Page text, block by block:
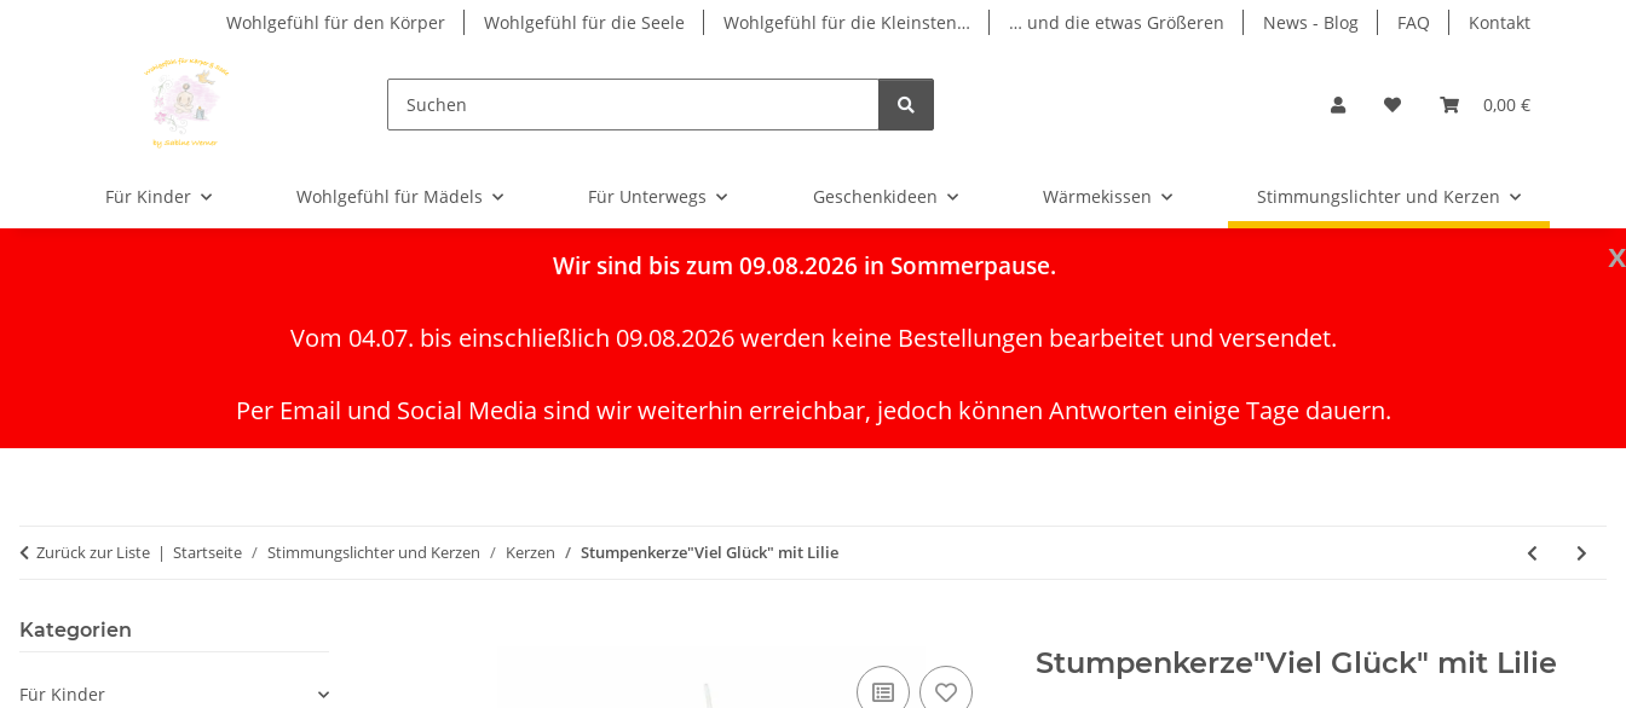
Wohlgefühl für den Körper Wohlgefühl für die Seele Wohlgefühl für die Kleinsten… … und die etwas Größeren News - Blog FAQ Kontakt
0,00 €
Für Kinder Wohlgefühl für Mädels Für Unterwegs Geschenkideen Wärmekissen Stimmungslichter und Kerzen
x
Wir sind bis zum 09.08.2026 in Sommerpause.
Vom 04.07. bis einschließlich 09.08.2026 werden keine Bestellungen bearbeitet und versendet.
Per Email und Social Media sind wir weiterhin erreichbar, jedoch können Antworten einige Tage dauern.
Zurück zur Liste Startseite Stimmungslichter und Kerzen Kerzen Stumpenkerze"Viel Glück" mit Lilie
Stumpenkerze"Viel Glück" mit Lilie
Kategorien
Für Kinder